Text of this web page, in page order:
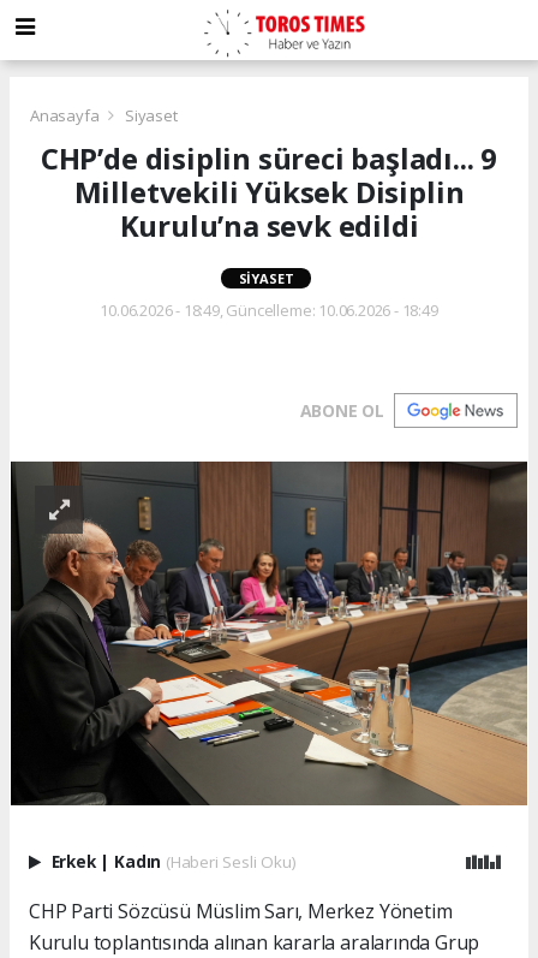
Anasayfa Siyaset
CHP’de disiplin süreci başladı... 9
Milletvekili Yüksek Disiplin
Kurulu’na sevk edildi
SIYASET
10.06.2026 - 18:49, Güncelleme: 10.06.2026 - 18:49
ABONE OL
Erkek Kadın (Haberi Sesli Oku)
CHP Parti Sözcüsü Müslim Sarı, Merkez Yönetim
Kurulu toplantısında alınan kararla aralarında Grup